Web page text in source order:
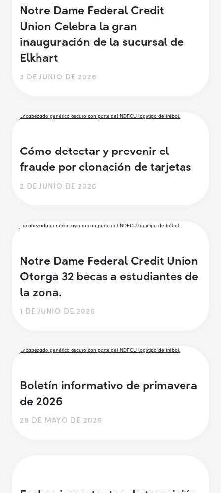
Notre Dame Federal Credit
Union Celebra la gran
inauguración de la sucursal de
Elkhart
3 DE JUNIO DE 2026
Cómo detectar y prevenir el
fraude por clonación de tarjetas
2 DE JUNIO DE 2026
Notre Dame Federal Credit Union
Otorga 32 becas a estudiantes de
la zona.
1 DE JUNIO DE 2026
Boletín informativo de primavera
de 2026
28 DE MAYO DE 2026